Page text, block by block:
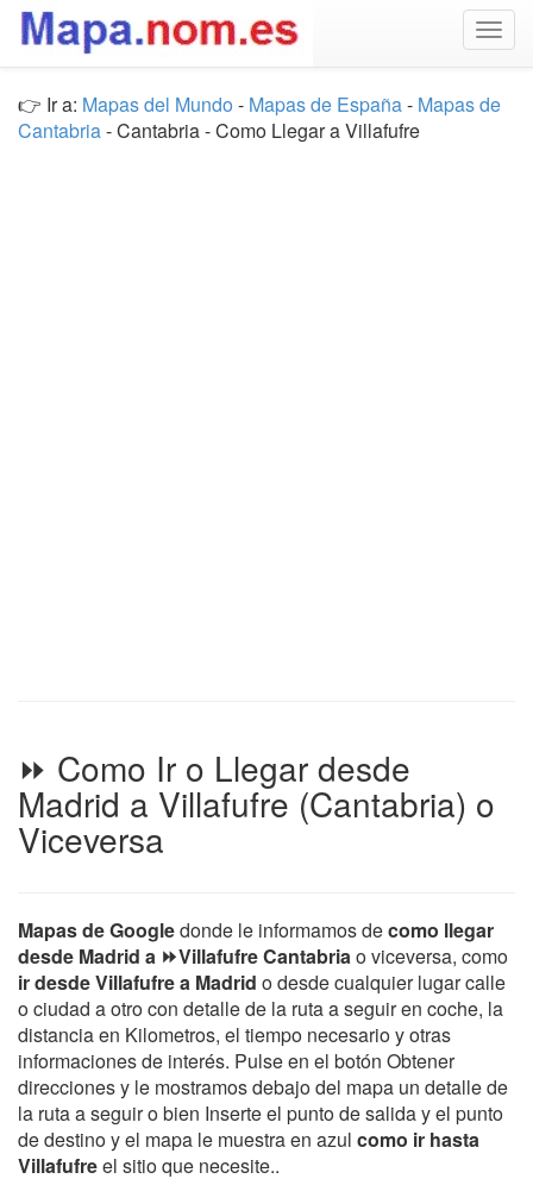
👉 Ir a: Mapas del Mundo - Mapas de España- Mapas de
Cantabria- Cantabria - Como Llegar a Villafufre
⏩ Como Ir o Llegar desde
Madrid a Villafufre (Cantabria) o
Viceversa
Mapas de Googledonde le informamos decomo llegar
desde Madrid a ⏩Villafufre Cantabriao viceversa, como
ir desde Villafufre a Madrid o desde cualquier lugar calle
o ciudad a otro con detalle de la ruta a seguir en coche, la
distancia en Kilometros, el tiempo necesario y otras
informaciones de interés. Pulse en el botón Obtener
direcciones y le mostramos debajo del mapa un detalle de
la ruta a seguir o bien Inserte el punto de salida y el punto
de destino y el mapa le muestra en azul como ir hasta
Villafufreel sitio que necesite..